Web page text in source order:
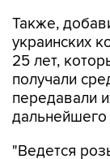
Также,
украинских
25 лет,
получали
передавали
дальнейшего
"Ведется